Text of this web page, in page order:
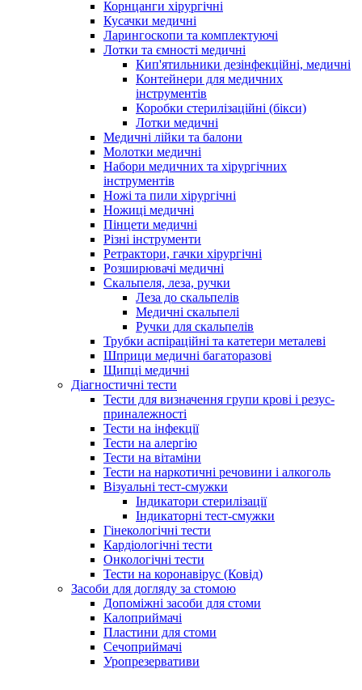
Корнцанги хірургічні
Кусачки медичні
Ларингоскопи та комплектуючі
Лотки та ємності медичні
Кип'ятильники дезінфекційні, медичні
Контейнери для медичних
інструментів
Коробки стерилізаційні (бікси)
Лотки медичні
Медичні лійки та балони
Молотки медичні
Набори медичних та хірургічних
інструментів
Ножі та пили хірургічні
Ножиці медичні
Пінцети медичні
Різні інструменти
Ретрактори, гачки хірургічні
Розширювачі медичні
Скальпеля, леза, ручки
Леза до скальпелів
Медичні скальпелі
Ручки для скальпелів
Трубки аспіраційні та катетери металеві
Шприци медичні багаторазові
Щипці медичні
Діагностичні тести
Тести для визначення групи крові і резус-
приналежності
Тести на інфекції
Тести на алергію
Тести на вітаміни
Тести на наркотичні речовини і алкоголь
Візуальні тест-смужки
Індикатори стерилізації
Індикаторні тест-смужки
Гінекологічні тести
Кардіологічні тести
Онкологічні тести
Тести на коронавірус (Ковід)
Засоби для догляду за стомою
Допоміжні засоби для стоми
Калоприймачі
Пластини для стоми
Сечоприймачі
Уропрезервативи